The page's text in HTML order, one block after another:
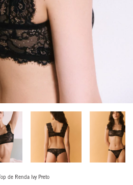
Top de Renda Ivy Preto